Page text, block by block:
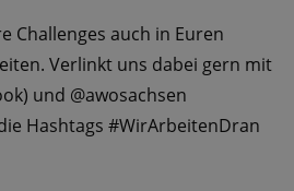
Challenges auch in Euren
Verlinkt uns dabei gern mit
und @awosachsen
Hashtags #WirArbeitenDran